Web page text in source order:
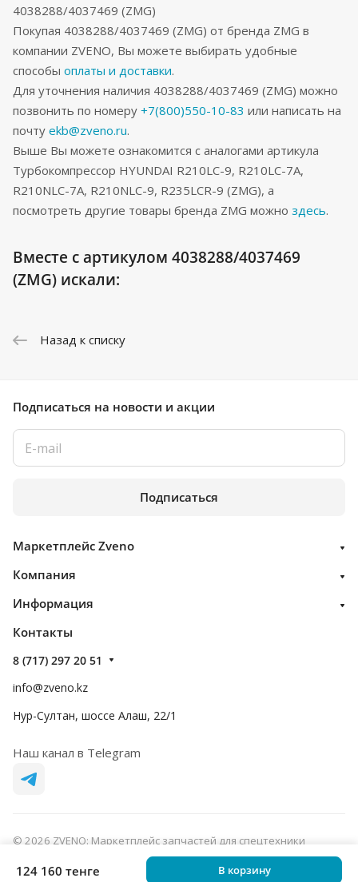
124 160 тенге В корзину
4038288/4037469 (ZMG)
Покупая 4038288/4037469 (ZMG) от бренда ZMG в
компании ZVENO, Вы можете выбирать удобные
способы оплаты и доставки.
Для уточнения наличия 4038288/4037469 (ZMG) можно
позвонить по номеру +7(800)550-10-83 или написать на
почту ekb@zveno.ru.
Выше Вы можете ознакомится с аналогами артикула
Турбокомпрессор HYUNDAI R210LC-9, R210LC-7A,
R210NLC-7A, R210NLC-9, R235LCR-9 (ZMG), а
посмотреть другие товары бренда ZMG можно здесь.
Вместе с артикулом 4038288/4037469
(ZMG) искали:
Назад к списку
Подписаться на новости и акции
Подписаться
Маркетплейс Zveno
Компания
Информация
Контакты
8 (717) 297 20 51
info@zveno.kz
Нур-Султан, шоссе Алаш, 22/1
Наш канал в Telegram
© 2026 ZVENO: Маркетплейс запчастей для спецтехники
Конфиденциальность